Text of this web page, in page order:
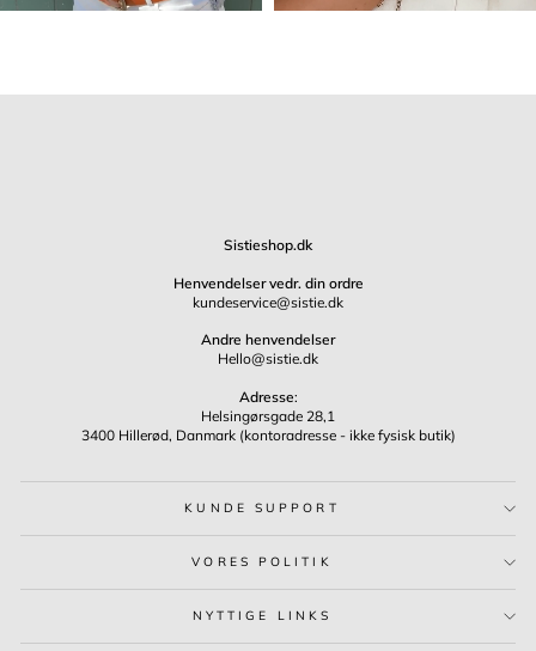
Sistieshop.dk
Henvendelser vedr. din ordre
kundeservice@sistie.dk
Andre henvendelser
Hello@sistie.dk
Adresse:
Helsingørsgade 28,1
3400 Hillerød, Danmark (kontoradresse - ikke fysisk butik)
KUNDE SUPPORT
VORES POLITIK
NYTTIGE LINKS